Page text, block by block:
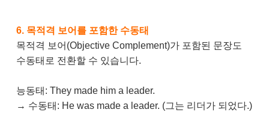
6. 목적격 보어를 포함한 수동태
목적격 보어(Objective Complement)가 포함된 문장도
수동태로 전환할 수 있습니다.
능동태: They made him a leader.
→ 수동태: He was made a leader. (그는 리더가 되었다.)